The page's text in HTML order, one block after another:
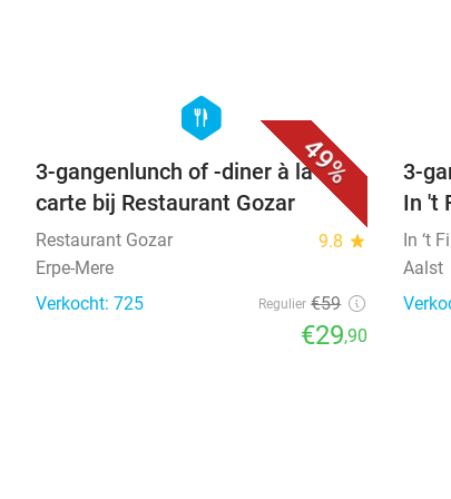
49%
hexagon
food
3-gangenlunch of -diner à la
carte bij Restaurant Gozar
Restaurant Gozar 9.8 star
Erpe-Mere
Verkocht: 725
Regulier €59
€29,90
3-
In 't
In ‘t
Aalst